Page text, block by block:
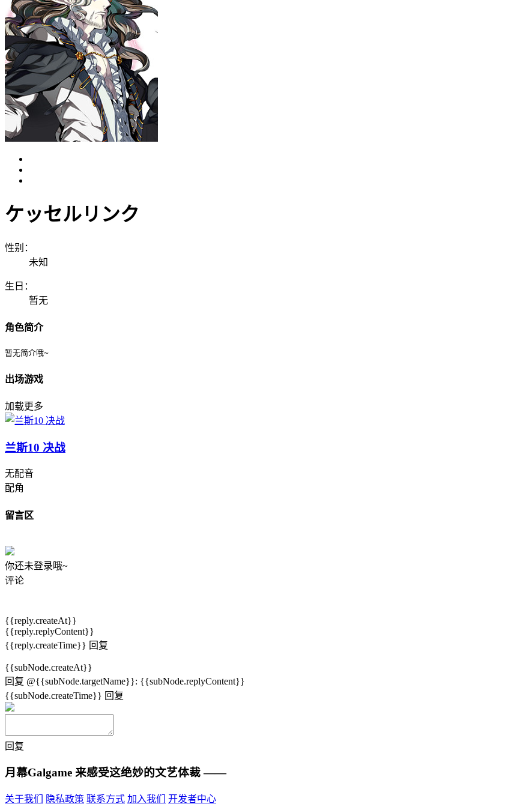
ケッセルリンク
性别：
未知
生日：
暂无
角色简介
暂无简介哦~
出场游戏
加载更多
兰斯10 决战
无配音
配角
留言区
你还未登录哦~
评论
{{reply.createAt}}
{{reply.replyContent}}
{{reply.createTime}} 回复
{{subNode.createAt}}
回复 @{{subNode.targetName}}: {{subNode.replyContent}}
{{subNode.createTime}} 回复
回复
月幕Galgame 来感受这绝妙的文艺体裁 ——
关于我们 隐私政策 联系方式 加入我们 开发者中心